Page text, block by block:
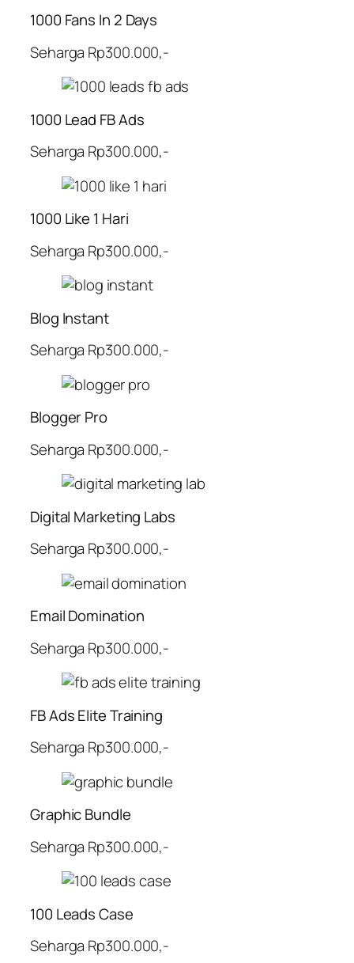
1000 Fans In 2 Days
Seharga Rp300.000,-
1000 Lead FB Ads
Seharga Rp300.000,-
1000 Like 1 Hari
Seharga Rp300.000,-
Blog Instant
Seharga Rp300.000,-
Blogger Pro
Seharga Rp300.000,-
Digital Marketing Labs
Seharga Rp300.000,-
Email Domination
Seharga Rp300.000,-
FB Ads Elite Training
Seharga Rp300.000,-
Graphic Bundle
Seharga Rp300.000,-
100 Leads Case
Seharga Rp300.000,-